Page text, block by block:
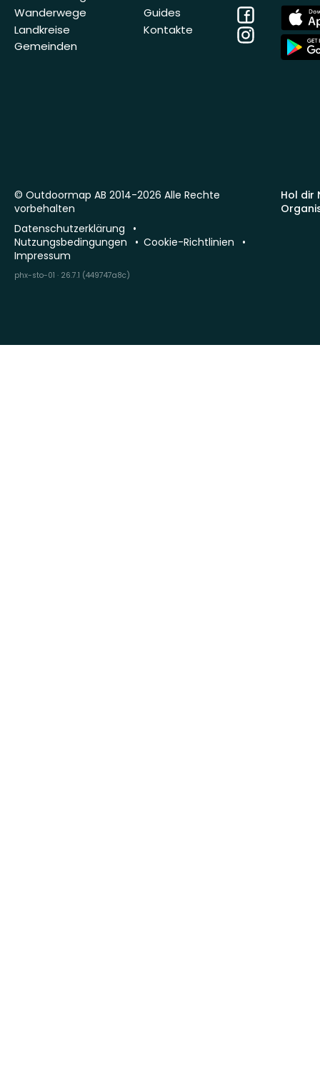
Wanderwege
Landkreise
Gemeinden
Guides
Kontakte
Facebook
Instagram
App
Store
App
Store
Hol dir
© Outdoormap AB 2014-2026 Alle Rechte
vorbehalten
Datenschutzerklärung
Nutzungsbedingungen
Cookie-Richtlinien
Impressum
phx-sto-01 · 26.7.1 (449747a8c)